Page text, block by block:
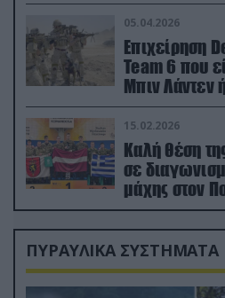
05.04.2026
Επιχείρηση
Team 6 που
Μπιν Λάντεν
διέσωσε τον
15.02.2026
Καλή θέση
σε
μάχης στον
ΠΥΡΑΥΛΙΚΑ ΣΥΣΤΗΜΑΤΑ